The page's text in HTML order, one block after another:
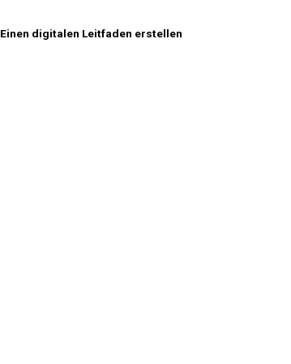
Einen digitalen Leitfaden erstellen